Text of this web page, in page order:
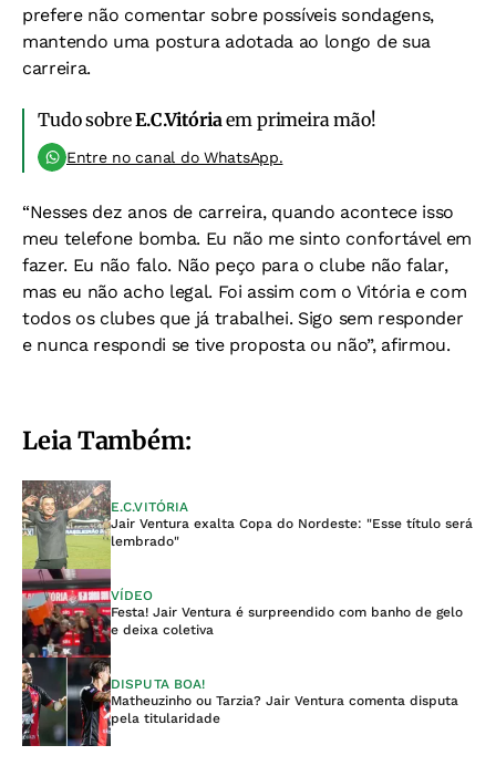
prefere não comentar sobre possíveis sondagens,
mantendo uma postura adotada ao longo de sua
carreira.
Tudo sobreE.C.Vitóriaem primeira mão!
Entre no canal do WhatsApp.
“Nesses dez anos de carreira, quando acontece isso
meu telefone bomba. Eu não me sinto confortável em
fazer. Eu não falo. Não peço para o clube não falar,
mas eu não acho legal. Foi assim com o Vitória e com
todos os clubes que já trabalhei. Sigo sem responder
e nunca respondi se tive proposta ou não”, afirmou.
Leia Também:
E.C.VITÓRIA
Jair Ventura exalta Copa do Nordeste: "Esse título será
lembrado"
VÍDEO
Festa! Jair Ventura é surpreendido com banho de gelo
e deixa coletiva
DISPUTA BOA!
Matheuzinho ou Tarzia? Jair Ventura comenta disputa
pela titularidade